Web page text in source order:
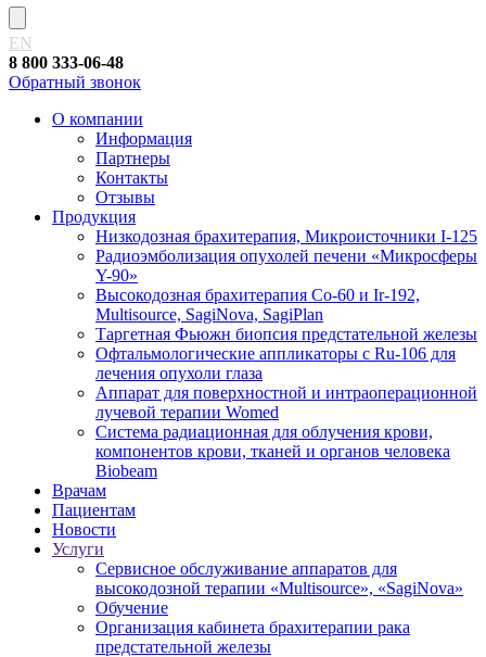
EN
8 800 333-06-48
Обратный звонок
О компании
Информация
Партнеры
Контакты
Отзывы
Продукция
Низкодозная брахитерапия, Микроисточники I-125
Радиоэмболизация опухолей печени «Микросферы
Y-90»
Высокодозная брахитерапия Co-60 и Ir-192,
Multisource, SagiNova, SagiPlan
Таргетная Фьюжн биопсия предстательной железы
Офтальмологические аппликаторы с Ru-106 для
лечения опухоли глаза
Аппарат для поверхностной и интраоперационной
лучевой терапии Womed
Система радиационная для облучения крови,
компонентов крови, тканей и органов человека
Biobeam
Врачам
Пациентам
Новости
Услуги
Сервисное обслуживание аппаратов для
высокодозной терапии «Multisource», «SagiNova»
Обучение
Организация кабинета брахитерапии рака
предстательной железы